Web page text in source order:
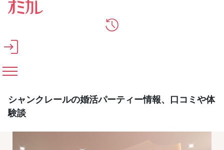
メインコンテンツへスキップ
シャンクレールの婚活パーティー情報、口コミや体
験談